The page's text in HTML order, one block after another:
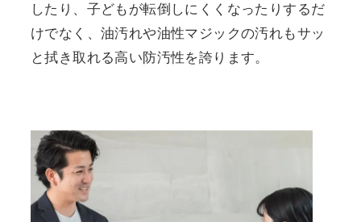
したり、子どもが転倒しにくくなったりするだ
けでなく、油汚れや油性マジックの汚れもサッ
と拭き取れる高い防汚性を誇ります。